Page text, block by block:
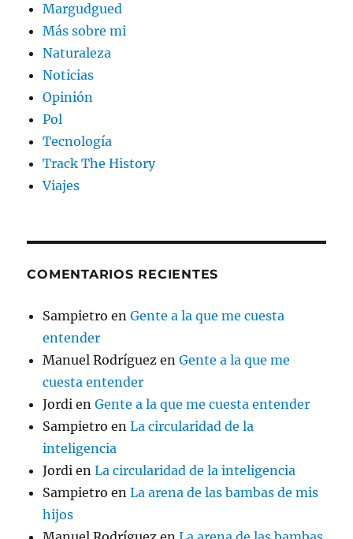
Margudgued
Más sobre mi
Naturaleza
Noticias
Opinión
Pol
Tecnología
Track The History
Viajes
COMENTARIOS RECIENTES
Sampietro enGente a la que me cuesta
entender
Manuel Rodríguez enGente a la que me
cuesta entender
Jordi enGente a la que me cuesta entender
Sampietro enLa circularidad de la
inteligencia
Jordi enLa circularidad de la inteligencia
Sampietro enLa arena de las bambas de mis
hijos